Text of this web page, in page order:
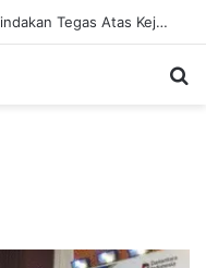
Penangkapan Bandit Curanmor: Tindakan Tegas Atas Kejahatan Sepeda Motor